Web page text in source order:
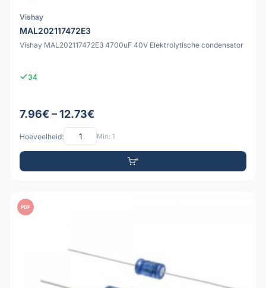
Vishay
MAL202117472E3
Vishay MAL202117472E3 4700uF 40V Elektrolytische condensator
34
7.96€ – 12.73€
Hoeveelheid: Min: 1
PDF